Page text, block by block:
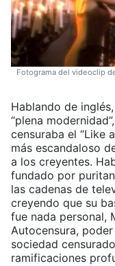
Fotograma del videoclip
Hablando de
“plena
censuraba el “Like
más escandaloso
a los creyentes.
fundado por
las cadenas de
creyendo que su
fue nada personal,
Autocensura,
sociedad
ramificaciones